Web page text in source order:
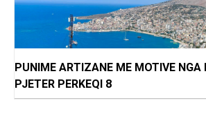
PUNIME ARTIZANE ME MOTIVE NGA
PJETER PERKEQI 8